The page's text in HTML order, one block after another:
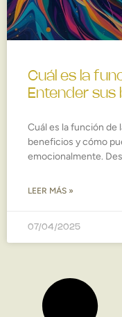
Cuál es la
Entender sus
Cuál es la función de
beneficios y cómo
emocionalmente.
LEER MÁS »
07/04/2025